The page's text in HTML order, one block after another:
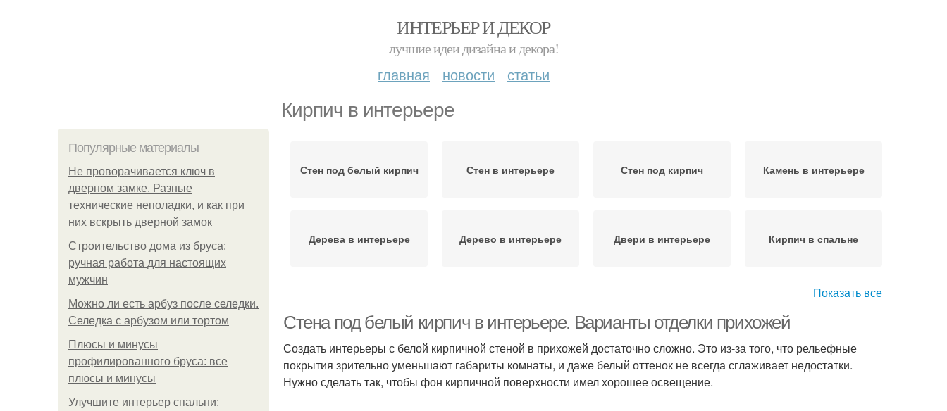
ИНТЕРЬЕР И ДЕКОР
лучшие идеи дизайна и декора!
главная новости статьи
Кирпич в интерьере
Популярные материалы
Не проворачивается ключ в
дверном замке. Разные
технические неполадки, и как при
них вскрыть дверной замок
Строительство дома из бруса:
ручная работа для настоящих
мужчин
Можно ли есть арбуз после селедки.
Селедка с арбузом или тортом
Плюсы и минусы
профилированного бруса: все
плюсы и минусы
Улучшите интерьер спальни:
Стен под белый кирпич Стен в интерьере Стен под кирпич Камень в интерьере
Дерева в интерьере Дерево в интерьере Двери в интерьере Кирпич в спальне
Показать все
Стена под белый кирпич в интерьере. Варианты отделки прихожей
Создать интерьеры с белой кирпичной стеной в прихожей достаточно сложно. Это из-за того, что рельефные
покрытия зрительно уменьшают габариты комнаты, и даже белый оттенок не всегда сглаживает недостатки.
Нужно сделать так, чтобы фон кирпичной поверхности имел хорошее освещение.